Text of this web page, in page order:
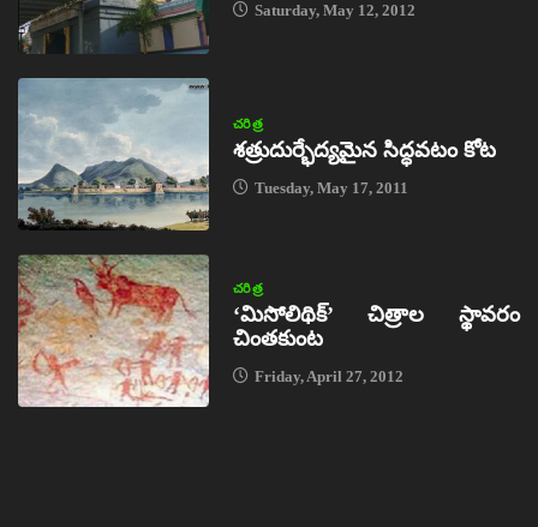
Saturday, May 12, 2012
చరిత్ర
శత్రుదుర్భేద్యమైన సిద్ధవటం కోట
Tuesday, May 17, 2011
చరిత్ర
‘మిసోలిథిక్‌’ చిత్రాల స్థావరం
చింతకుంట
Friday, April 27, 2012